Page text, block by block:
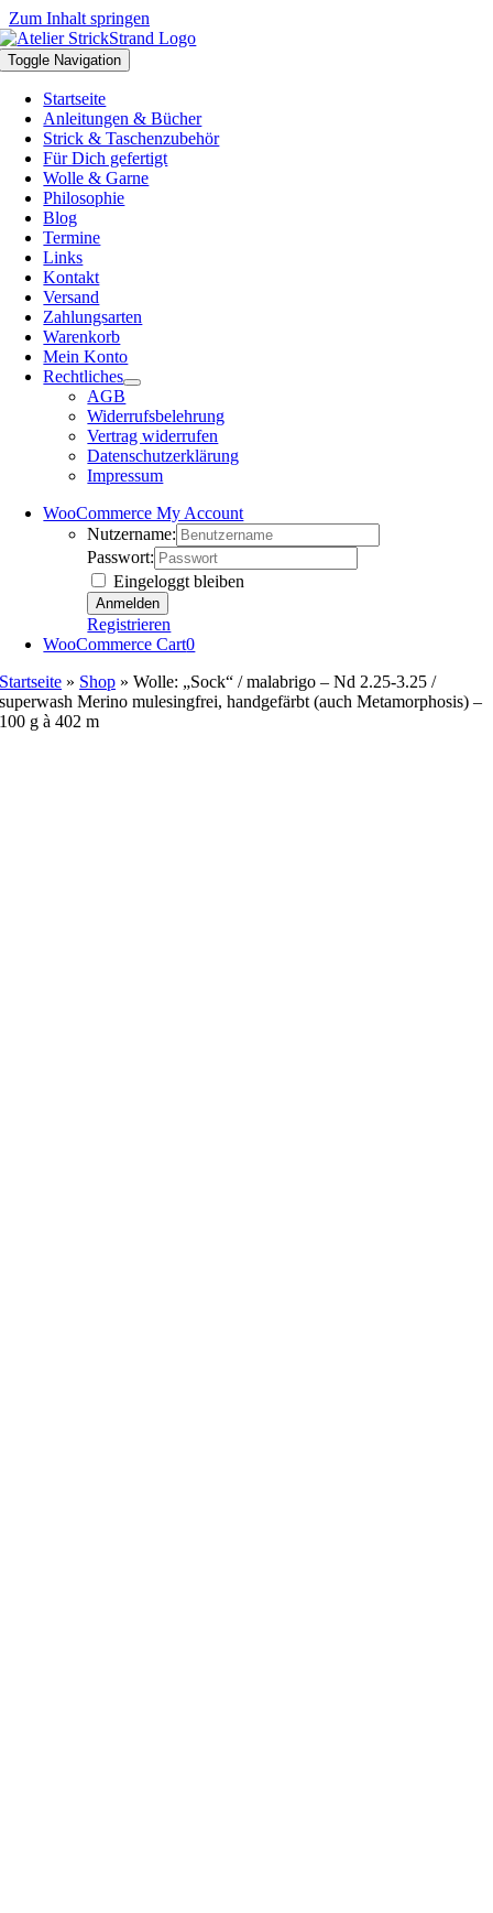
Zum Inhalt springen
Toggle Navigation
Startseite
Anleitungen & Bücher
Strick & Taschenzubehör
Für Dich gefertigt
Wolle & Garne
Philosophie
Blog
Termine
Links
Kontakt
Versand
Zahlungsarten
Warenkorb
Mein Konto
Rechtliches
AGB
Widerrufsbelehrung
Vertrag widerrufen
Datenschutzerklärung
Impressum
WooCommerce My Account
Nutzername:
Passwort:
Eingeloggt bleiben
Registrieren
WooCommerce Cart0
Startseite » Shop »Wolle: „Sock“ / malabrigo – Nd 2.25-3.25 /
superwash Merino mulesingfrei, handgefärbt (auch Metamorphosis) –
100 g à 402 m